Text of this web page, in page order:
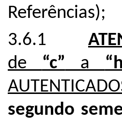
Referências);
3.6.1
de “c” a
segundo